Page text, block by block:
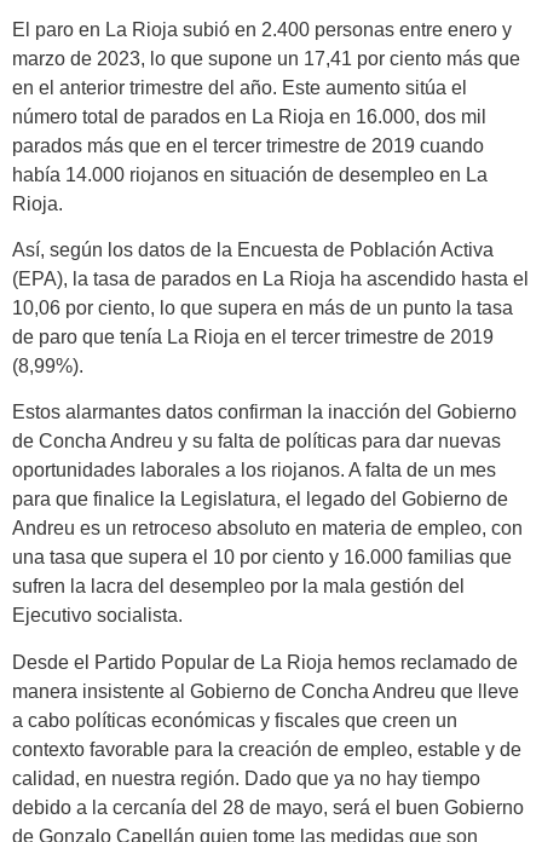
El paro en La Rioja subió en 2.400 personas entre enero y
marzo de 2023, lo que supone un 17,41 por ciento más que
en el anterior trimestre del año. Este aumento sitúa el
número total de parados en La Rioja en 16.000, dos mil
parados más que en el tercer trimestre de 2019 cuando
había 14.000 riojanos en situación de desempleo en La
Rioja.
Así, según los datos de la Encuesta de Población Activa
(EPA), la tasa de parados en La Rioja ha ascendido hasta el
10,06 por ciento, lo que supera en más de un punto la tasa
de paro que tenía La Rioja en el tercer trimestre de 2019
(8,99%).
Estos alarmantes datos confirman la inacción del Gobierno
de Concha Andreu y su falta de políticas para dar nuevas
oportunidades laborales a los riojanos. A falta de un mes
para que finalice la Legislatura, el legado del Gobierno de
Andreu es un retroceso absoluto en materia de empleo, con
una tasa que supera el 10 por ciento y 16.000 familias que
sufren la lacra del desempleo por la mala gestión del
Ejecutivo socialista.
Desde el Partido Popular de La Rioja hemos reclamado de
manera insistente al Gobierno de Concha Andreu que lleve
a cabo políticas económicas y fiscales que creen un
contexto favorable para la creación de empleo, estable y de
calidad, en nuestra región. Dado que ya no hay tiempo
debido a la cercanía del 28 de mayo, será el buen Gobierno
de Gonzalo Capellán quien tome las medidas que son